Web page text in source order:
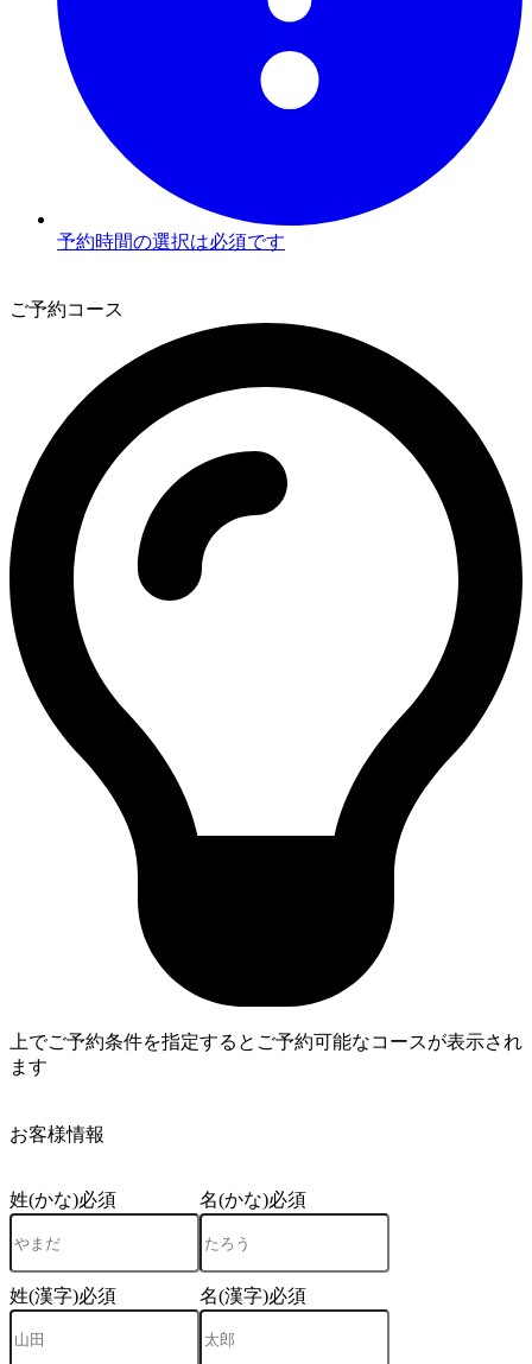
予約時間の選択は必須です
ご予約コース
上でご予約条件を指定するとご予約可能なコースが表示され
ます
お客様情報
姓(かな)必須 名(かな)必須
姓(漢字)必須 名(漢字)必須